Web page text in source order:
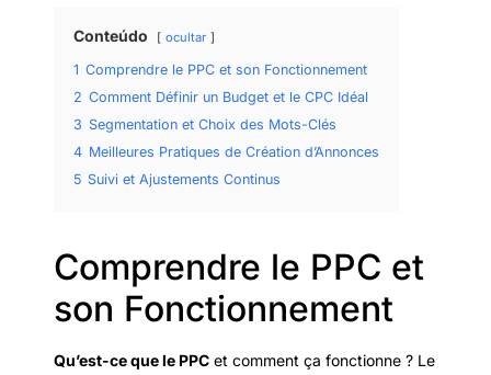
Conteúdo ocultar
1 Comprendre le PPC et son Fonctionnement
2 Comment Définir un Budget et le CPC Idéal
3 Segmentation et Choix des Mots-Clés
4 Meilleures Pratiques de Création d’Annonces
5 Suivi et Ajustements Continus
Comprendre le PPC et
son Fonctionnement
Qu’est-ce que le PPC et comment ça fonctionne ? Le